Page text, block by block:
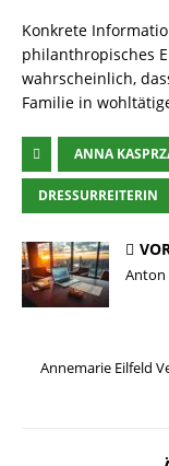
Konkrete
philanthropisches
wahrscheinlich,
Familie in
ANNA
DRESSURREITERIN
Anton
Annemarie Eilfeld